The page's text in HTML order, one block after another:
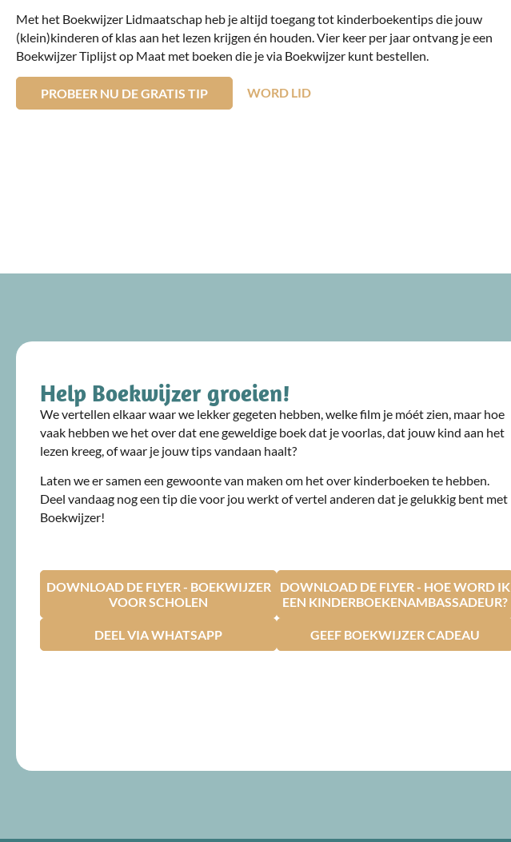
Met het Boekwijzer Lidmaatschap heb je altijd toegang tot kinderboekentips die jouw
(klein)kinderen of klas aan het lezen krijgen én houden. Vier keer per jaar ontvang je een
Boekwijzer Tiplijst op Maat met boeken die je via Boekwijzer kunt bestellen.
PROBEER NU DE GRATIS TIP WORD LID
Help Boekwijzer groeien!
We vertellen elkaar waar we lekker gegeten hebben, welke film je móét zien, maar hoe
vaak hebben we het over dat ene geweldige boek dat je voorlas, dat jouw kind aan het
lezen kreeg, of waar je jouw tips vandaan haalt?
Laten we er samen een gewoonte van maken om het over kinderboeken te hebben.
Deel vandaag nog een tip die voor jou werkt of vertel anderen dat je gelukkig bent met
Boekwijzer!
DOWNLOAD DE FLYER - BOEKWIJZER
VOOR SCHOLEN
DOWNLOAD DE FLYER - HOE WORD IK
EEN KINDERBOEKENAMBASSADEUR?
DEEL VIA WHATSAPP GEEF BOEKWIJZER CADEAU